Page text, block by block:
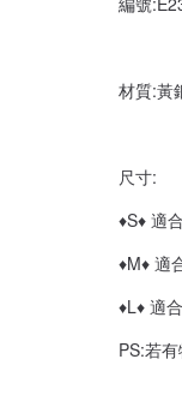
材質:黃
尺寸:
♦S♦ 適
♦M♦ 適
♦L♦ 適
PS:若